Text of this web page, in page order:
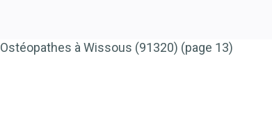
Ostéopathes à Wissous (91320) (page 13)